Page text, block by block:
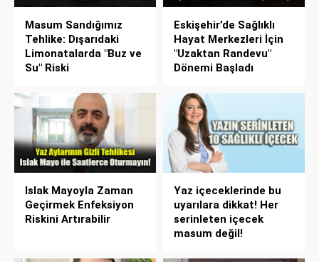
Masum Sandığımız
Tehlike: Dışarıdaki
Limonatalarda "Buz ve
Su" Riski
Eskişehir’de Sağlıklı
Hayat Merkezleri İçin
"Uzaktan Randevu"
Dönemi Başladı
Islak Mayoyla Zaman
Geçirmek Enfeksiyon
Riskini Artırabilir
Yaz içeceklerinde bu
uyarılara dikkat! Her
serinleten içecek
masum değil!